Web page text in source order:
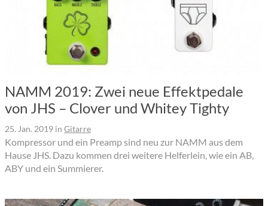
NAMM 2019: Zwei neue Effektpedale
von JHS – Clover und Whitey Tighty
25. Jan. 2019 in Gitarre
Kompressor und ein Preamp sind neu zur NAMM aus dem
Hause JHS. Dazu kommen drei weitere Helferlein, wie ein AB,
ABY und ein Summierer.